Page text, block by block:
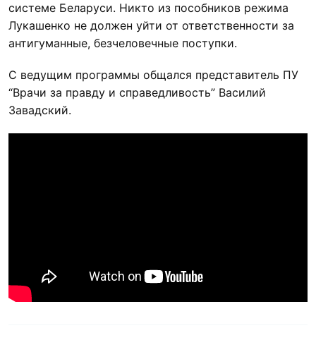
системе Беларуси. Никто из пособников режима
Лукашенко не должен уйти от ответственности за
антигуманные, безчеловечные поступки.
С ведущим программы общался представитель ПУ
“Врачи за правду и справедливость” Василий
Завадский.